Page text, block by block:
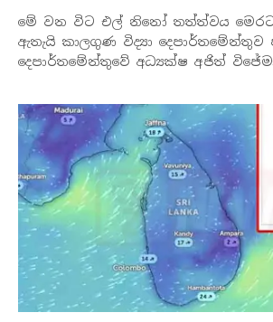
මේ වන විට එල් නිනෝ තත්ත්වය
ඇතැයි කාලගුණ විද්‍යා
දෙපාර්තමේන්තුවේ අධ්‍යක්ෂ අජිත්